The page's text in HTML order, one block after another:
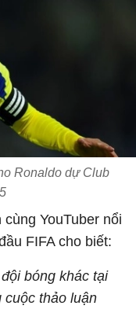
Ronaldo dự Club
YouTuber nổi
FIFA cho biết:
bóng khác tại
cuộc thảo luận